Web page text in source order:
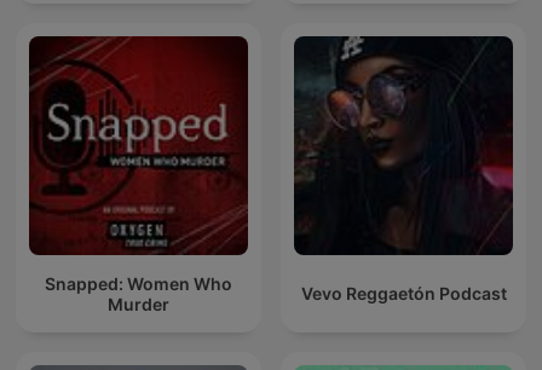
Snapped: Women Who
Murder
Vevo Reggaetón Podcast